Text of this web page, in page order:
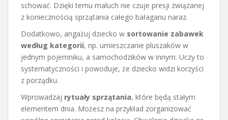
schować. Dzięki temu maluch nie czuje presji związanej
z koniecznością sprzątania całego bałaganu naraz.
Dodatkowo, angażuj dziecko w sortowanie zabawek
według kategorii, np. umieszczanie pluszaków w
jednym pojemniku, a samochodzików w innym. Uczy to
systematyczności i powoduje, że dziecko widzi korzyści
z porządku.
Wprowadzaj rytuały sprzątania, które będą stałym
elementem dnia. Możesz na przykład zorganizować